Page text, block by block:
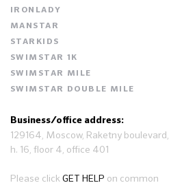
IRONLADY
MANSTAR
STARKIDS
SWIMSTAR 1K
SWIMSTAR MILE
SWIMSTAR DOUBLE MILE
Business/office address:
129164, Moscow, Raketny boulevard,
h. 16, floor 4, office 401
Please clickGET HELP on common